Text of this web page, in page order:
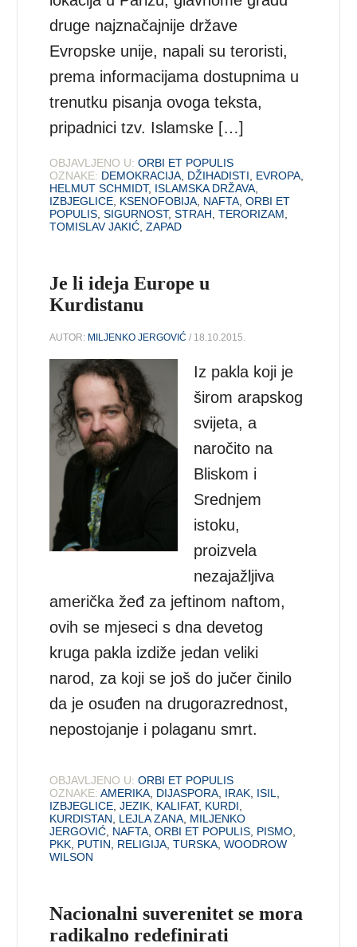
druge najznačajnije države
Evropske unije, napali su teroristi,
prema informacijama dostupnima u
trenutku pisanja ovoga teksta,
pripadnici tzv. Islamske […]
OBJAVLJENO U: ORBI ET POPULIS
OZNAKE: DEMOKRACIJA DŽIHADISTI EVROPA
HELMUT SCHMIDT, ISLAMSKA DRŽAVA
IZBJEGLICE KSENOFOBIJA NAFTA ,ORBI ET
POPULIS ,SIGURNOST,STRAH ,TERORIZAM
TOMISLAV JAKIĆ ,ZAPAD
Je li ideja Europe u
Kurdistanu
AUTOR: MILJENKO JERGOVIĆ / 18.10.2015.
Iz pakla koji je
širom arapskog
svijeta, a
naročito na
Bliskom i
Srednjem
istoku,
proizvela
nezajažljiva
američka žeđ za jeftinom naftom,
ovih se mjeseci s dna devetog
kruga pakla izdiže jedan veliki
narod, za koji se još do jučer činilo
da je osuđen na drugorazrednost,
nepostojanje i polaganu smrt.
OBJAVLJENO U: ORBI ET POPULIS
OZNAKE: AMERIKA DIJASPORA IRAK ISIL
IZBJEGLICE ,JEZIK KALIFAT, KURDI
KURDISTAN
LEJLA ZANA MILJENKO
JERGOVIĆ NAFTA ,ORBI ET POPULIS PISMO
PKK PUTIN RELIGIJA ,TURSKA ,WOODROW
WILSON
Nacionalni suverenitet se mora
radikalno redefinirati